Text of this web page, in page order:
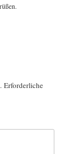
Erforderliche